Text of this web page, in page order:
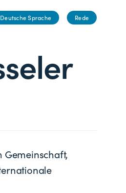
Deutsche Sprache Rede
Gemeinschaft,